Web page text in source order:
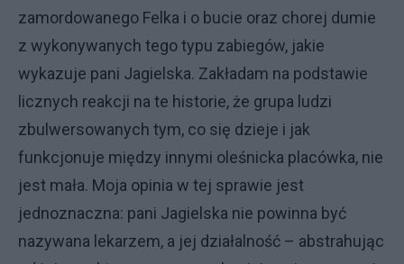
zamordowanego Felka i o bucie oraz chorej dumie
z wykonywanych tego typu zabiegów, jakie
wykazuje pani Jagielska. Zakładam na podstawie
licznych reakcji na te historie, że grupa ludzi
zbulwersowanych tym, co się dzieje i jak
funkcjonuje między innymi oleśnicka placówka, nie
jest mała. Moja opinia w tej sprawie jest
jednoznaczna: pani Jagielska nie powinna być
nazywana lekarzem, a jej działalność – abstrahując